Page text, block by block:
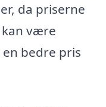
da priserne
kan være
bedre pris